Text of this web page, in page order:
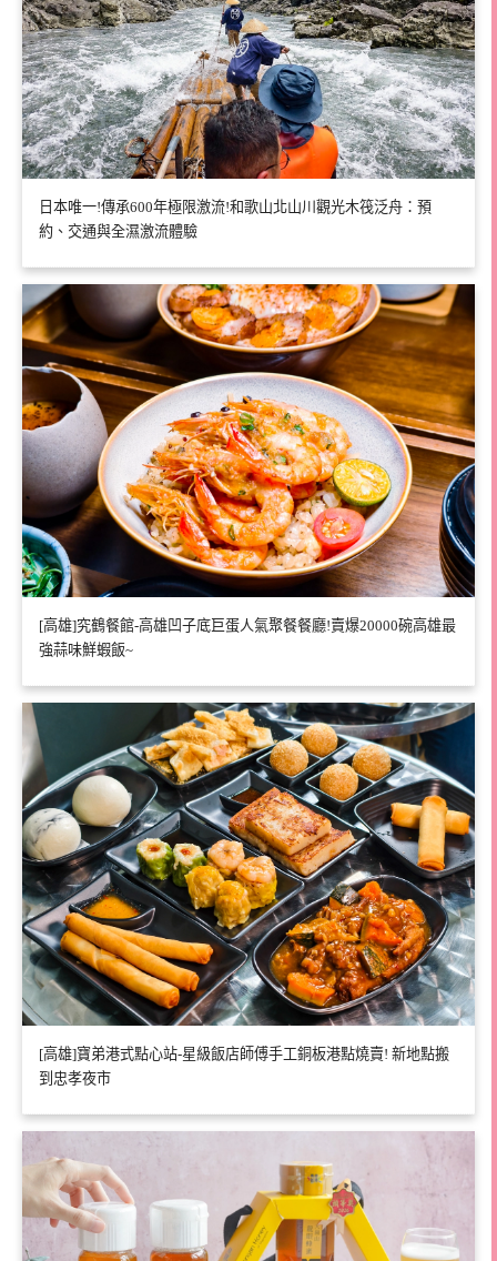
日本唯一!傳承600年極限激流!和歌山北山川觀光木筏泛舟：預
約、交通與全濕激流體驗
[高雄]究鶴餐館-高雄凹子底巨蛋人氣聚餐餐廳!賣爆20000碗高雄最
強蒜味鮮蝦飯~
[高雄]寶弟港式點心站-星級飯店師傅手工銅板港點燒賣! 新地點搬
到忠孝夜市